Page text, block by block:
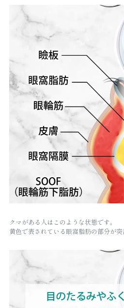
クマがある人はこのような状態です。
黄色で表されている眼窩脂肪の部分が突